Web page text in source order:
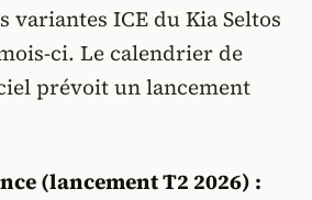
variantes ICE du Kia Seltos
ci. Le calendrier de
prévoit un lancement
(lancement T2 2026) :